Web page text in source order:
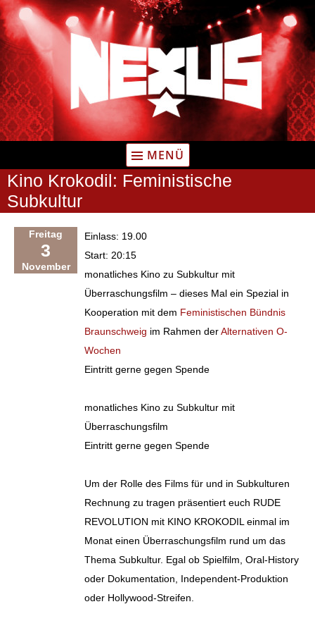
Zum
Inhalt
springen
MENÜ
Kino Krokodil: Feministische
Subkultur
Freitag
3
November
Einlass: 19.00
Start: 20:15
monatliches Kino zu Subkultur mit
Überraschungsfilm – dieses Mal ein Spezial in
Kooperation mit dem Feministischen Bündnis
Braunschweig im Rahmen derAlternativen O-
Wochen
Eintritt gerne gegen Spende
monatliches Kino zu Subkultur mit
Überraschungsfilm
Eintritt gerne gegen Spende
Um der Rolle des Films für und in Subkulturen
Rechnung zu tragen präsentiert euch RUDE
REVOLUTION mit KINO KROKODIL einmal im
Monat einen Überraschungsfilm rund um das
Thema Subkultur. Egal ob Spielfilm, Oral-History
oder Dokumentation, Independent-Produktion
oder Hollywood-Streifen.